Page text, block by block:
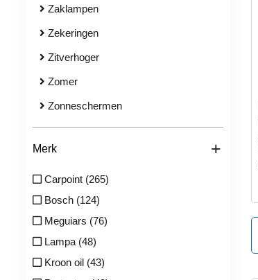
Zaklampen
Zekeringen
Zitverhoger
Zomer
Zonneschermen
Merk +
Carpoint (265)
Bosch (124)
Meguiars (76)
Lampa (48)
Kroon oil (43)